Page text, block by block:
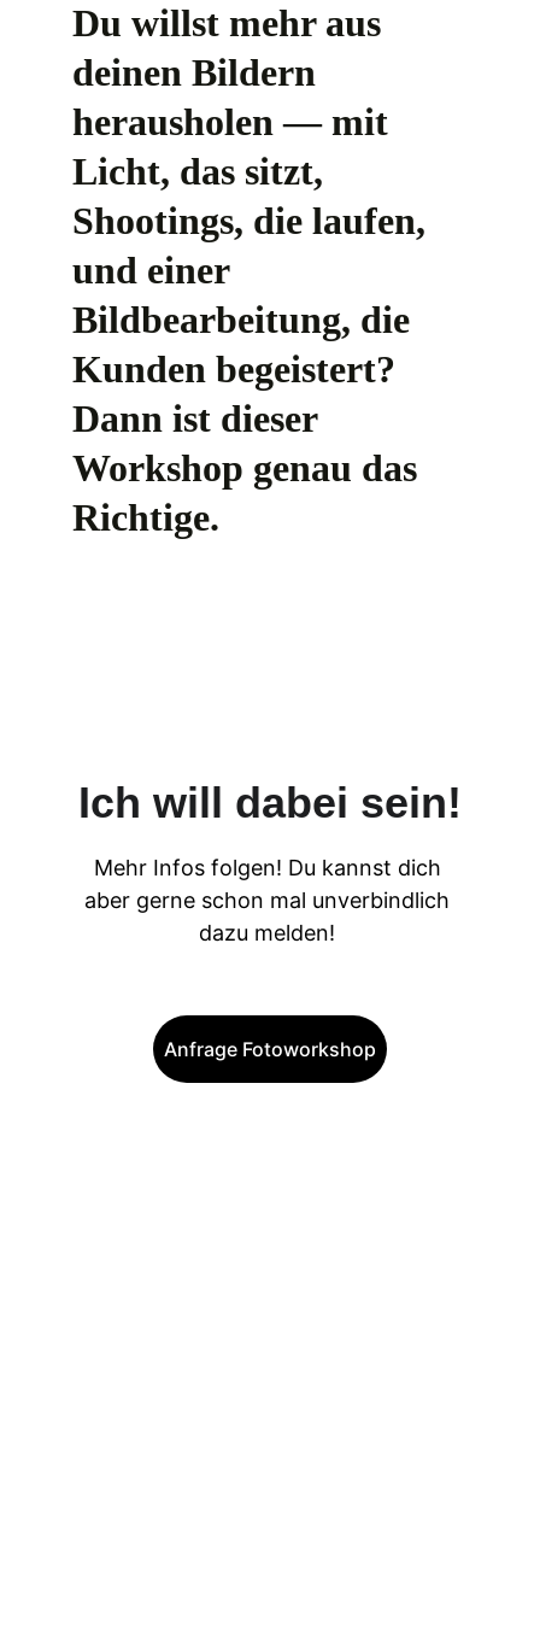
Du willst mehr aus
deinen Bildern
herausholen — mit
Licht, das sitzt,
Shootings, die laufen,
und einer
Bildbearbeitung, die
Kunden begeistert?
Dann ist dieser
Workshop genau das
Richtige.
Ich will dabei sein!
Mehr Infos folgen! Du kannst dich
aber gerne schon mal unverbindlich
dazu melden!
Anfrage Fotoworkshop